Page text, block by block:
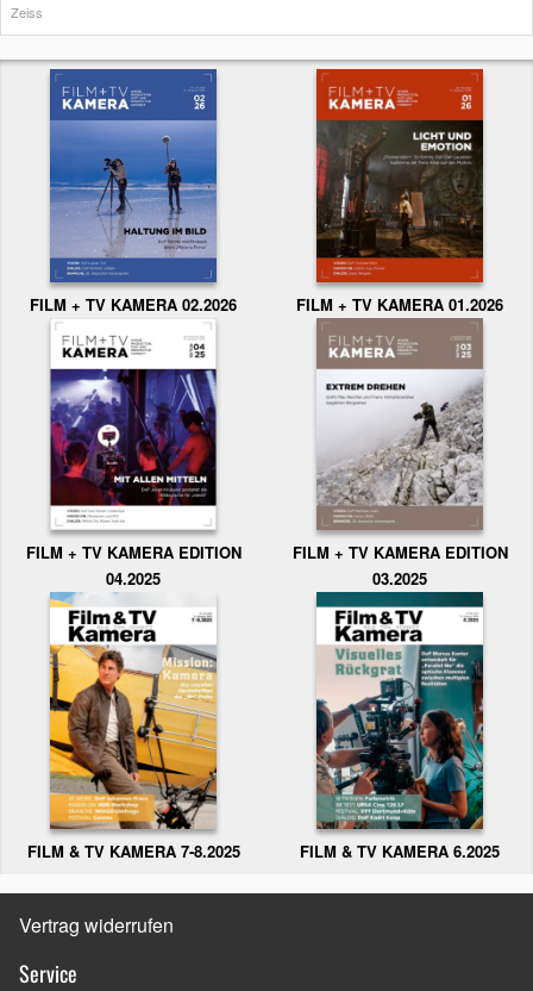
Zeiss
FILM + TV KAMERA 02.2026 FILM + TV KAMERA 01.2026
FILM + TV KAMERA EDITION
04.2025
FILM + TV KAMERA EDITION
03.2025
FILM & TV KAMERA 7-8.2025 FILM & TV KAMERA 6.2025
Vertrag widerrufen
Service